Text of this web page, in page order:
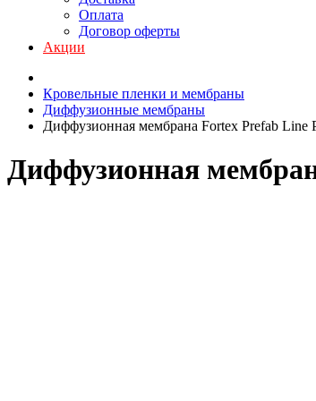
Оплата
Договор оферты
Акции
Кровельные пленки и мембраны
Диффузионные мембраны
Диффузионная мембрана Fortex Prefab Line
Диффузионная